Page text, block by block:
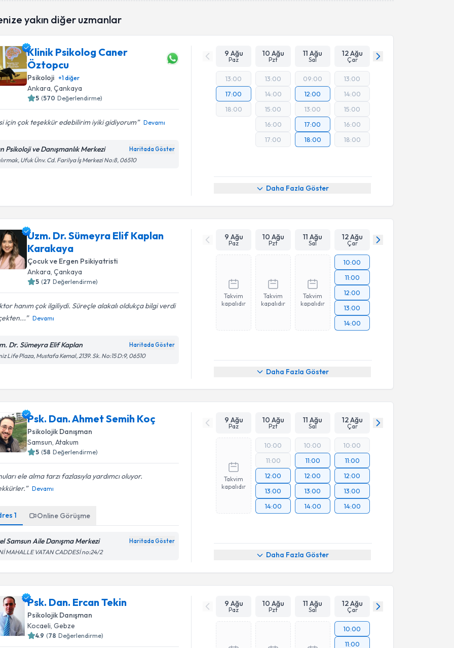
yakın diğer uzmanlar
Klinik Psikolog Caner
Öztopcu
Psikoloji +1diğer
Ankara, Çankaya
5 (570 Değerlendirme)
için çok teşekkür edebilirim iyiki gidiyorum Devamı
Psikoloji ve Danışmanlık Merkezi Haritada Göster
Ufuk Ünv. Cd. Farilya İş Merkezi No:8, 06510
9 Ağu
Paz
10 Ağu
Pzt
11 Ağu
Sal
12 Ağu
Çar
13:00
17:00
18:00
13:00
14:00
15:00
16:00
17:00
09:00
12:00
13:00
17:00
18:00
13:00
14:00
15:00
16:00
18:00
Daha Fazla Göster
Uzm. Dr. Sümeyra Elif Kaplan
Karakaya
Çocuk ve Ergen Psikiyatristi
Ankara , Çankaya
5 (27 Değerlendirme)
hanım çok ilgiliydi. Süreçle alakalı oldukça bilgi verdi
Devamı
Dr. Sümeyra Elif Kaplan Haritada Göster
Life Plaza, Mustafa Kemal, 2139. Sk. No:15 D:9, 06510
9 Ağu
Paz
10 Ağu
Pzt
11 Ağu
Sal
12 Ağu
Çar
Takvim
kapalıdır
Takvim
kapalıdır
Takvim
kapalıdır
10:00
11:00
12:00
13:00
14:00
Daha Fazla Göster
Psk. Dan. Ahmet Semih Koç
Psikolojik Danışman
Samsun, Atakum
5 (58 Değerlendirme)
ele alma tarzı fazlasıyla yardımcı oluyor.
Devamı
1 Online Görüşme
Samsun Aile Danışma Merkezi Haritada Göster
MAHALLE VATAN CADDESİ no:24/2
9 Ağu
Paz
10 Ağu
Pzt
11 Ağu
Sal
12 Ağu
Çar
Takvim
kapalıdır
10:00
11:00
12:00
13:00
14:00
10:00
11:00
12:00
13:00
14:00
10:00
11:00
12:00
13:00
14:00
Daha Fazla Göster
Psk. Dan. Ercan Tekin
Psikolojik Danışman
Kocaeli , Gebze
4.9 (78 Değerlendirme)
9 Ağu
Paz
10 Ağu
Pzt
11 Ağu
Sal
12 Ağu
Çar
10:00
11:00